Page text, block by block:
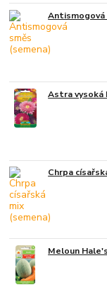
Antismogová
Astra vysoká
Chrpa
Meloun